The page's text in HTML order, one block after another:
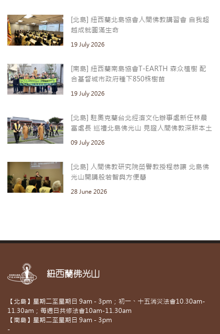
[北島] 紐西蘭北島協會人間佛教講習會 自我超
越成就圓滿生命
19 July 2026
[南島] 紐西蘭南島協會T-EARTH 森众植樹 配
合基督城市政府種下850株樹苗
19 July 2026
[北島] 駐奧克蘭台北經濟文化辦事處新任林晨
富處長 巡禮北島佛光山 見證人間佛教深耕本土
09 July 2026
[北島] 人間佛教研究院榮譽教授程恭讓 北島佛
光山開講般若智與方便慧
28 June 2026
紐西蘭佛光山
【北島】星期二至星期日 9am - 3pm；初一、十五消災法會10.30am-
11.30am；每週日共修法會10am-11.30am
【南島】星期二至星期日 9am - 3pm
-